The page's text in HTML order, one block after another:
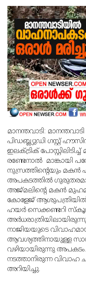
മാനന്തവാടി:
പിഡബ്ല്യുഡി ഗസ്റ്റ്
ഇലക്ട്രിക്
രണ്ടേനാല്‍ മാങ്കായി
നുസ്രത്തിന്റെയും മകന്‍
അപകടത്തില്‍
അജ്മലിന്റെ മകന്‍
കോളേജ് ആശുപത്രിയില്‍
ഹയര്‍ സെക്കണ്ടറി സ്‌കൂള്‍
നാജിയയുടെ
ആവശ്യത്തിനായുള്ള
വഴിയായിരുന്നു
നടത്താനിരുന്ന വിവാഹ
അറിയിച്ചു.